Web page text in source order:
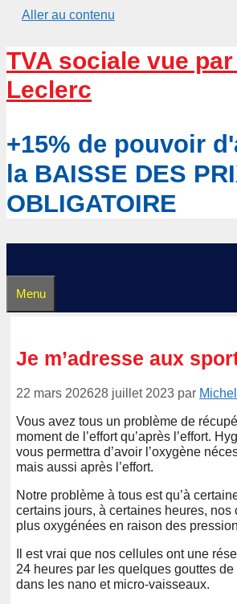
Aller au contenu
TVA sociale vue
Leclerc
+15% de pouvoir
la BAISSE DES
OBLIGATOIRE
Menu
Je m’adresse aux
22 mars 202628 juillet 2023 par
Vous avez tous un problème de
moment de l’effort qu’après l’effort.
vous permettra d’avoir l’oxygène
mais aussi après l’effort.
Notre problème à tous est qu’à
certains jours, à certaines heures, nos
plus oxygénées en raison des
Il est vrai que nos cellules ont une
24 heures par les quelques gouttes
dans les nano et micro-vaisseaux.